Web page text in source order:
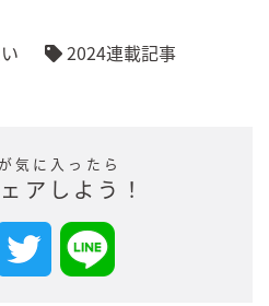
2024連載記事
気に入ったら
アしよう！